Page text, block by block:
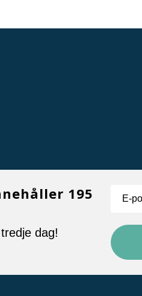
195
dag!